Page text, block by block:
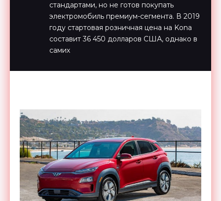
стандартами, но не готов покупать
электромобиль премиум-сегмента. В 2019
году стартовая розничная цена на Kona
составит 36 450 долларов США, однако в
самих